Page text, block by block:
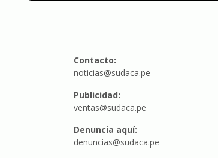
Contacto:
noticias@sudaca.pe
Publicidad:
ventas@sudaca.pe
Denuncia aquí:
denuncias@sudaca.pe